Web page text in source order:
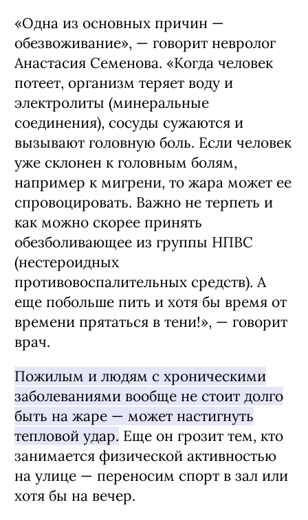
«Одна из основных причин —
обезвоживание», — говорит невролог
Анастасия Семенова. «Когда человек
потеет, организм теряет воду и
электролиты (минеральные
соединения), сосуды сужаются и
вызывают головную боль. Если человек
уже склонен к головным болям,
например к мигрени, то жара может ее
спровоцировать. Важно не терпеть и
как можно скорее принять
обезболивающее из группы НПВС
(нестероидных
противовоспалительных средств). А
еще побольше пить и хотя бы время от
времени прятаться в тени!», — говорит
врач.
Пожилым и людям с хроническими
заболеваниями вообще не стоит долго
быть на жаре — может настигнуть
тепловой удар. Еще он грозит тем, кто
занимается физической активностью
на улице — переносим спорт в зал или
хотя бы на вечер.